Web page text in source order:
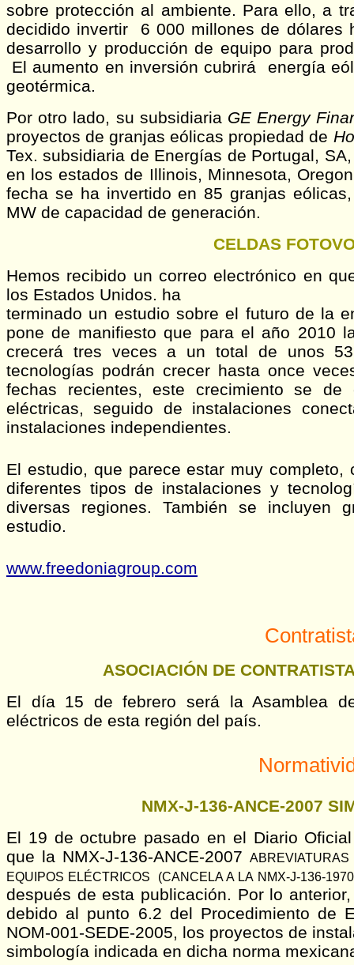
sobre protección al ambiente. Para ello, a
decidido invertir 6 000 millones de dólares
desarrollo y producción de equipo para
El aumento en inversión cubrirá energía
geotérmica.
Por otro lado, su subsidiaria GE Energy
proyectos de granjas eólicas propiedad de
Tex. subsidiaria de Energías de Portugal,
en los estados de Illinois, Minnesota,
fecha se ha invertido en 85 granjas
MW de capacidad de generación.
CELDAS
Hemos recibido un correo electrónico en
los Estados Unidos. ha
terminado un estudio sobre el futuro de la
pone de manifiesto que para el año 2010
crecerá tres veces a un total de unos
tecnologías podrán crecer hasta once
fechas recientes, este crecimiento se
eléctricas, seguido de instalaciones
instalaciones independientes.
El estudio, que parece estar muy
diferentes tipos de instalaciones y
diversas regiones. También se incluyen
estudio.
www.freedoniagroup.com
ASOCIACIÓN DE
El día 15 de febrero será la Asamblea
eléctricos de esta región del país.
No
NMX-J-136-ANCE-2007
El 19 de octubre pasado en el Diario
que la NMX-J-136-ANCE-2007
EQUIPOS ELÉCTRICOS (CANCELA A LA NMX-J-136-
después de esta publicación. Por lo
debido al punto 6.2 del Procedimiento de
NOM-001-SEDE-2005, los proyectos de
simbología indicada en dicha norma